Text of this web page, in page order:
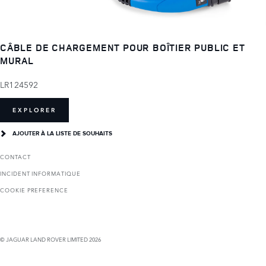
CÂBLE DE CHARGEMENT POUR BOÎTIER PUBLIC ET
MURAL
LR124592
EXPLORER
AJOUTER À LA LISTE DE SOUHAITS
CONTACT
INCIDENT INFORMATIQUE
COOKIE PREFERENCE
© JAGUAR LAND ROVER LIMITED 2026